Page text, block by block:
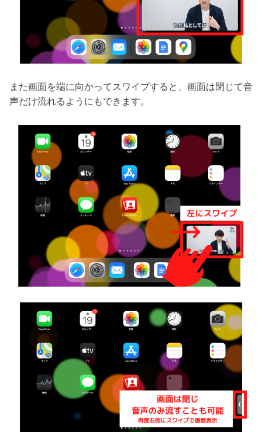
また画面を端に向かってスワイプすると、画面は閉じて音
声だけ流れるようにもできます。